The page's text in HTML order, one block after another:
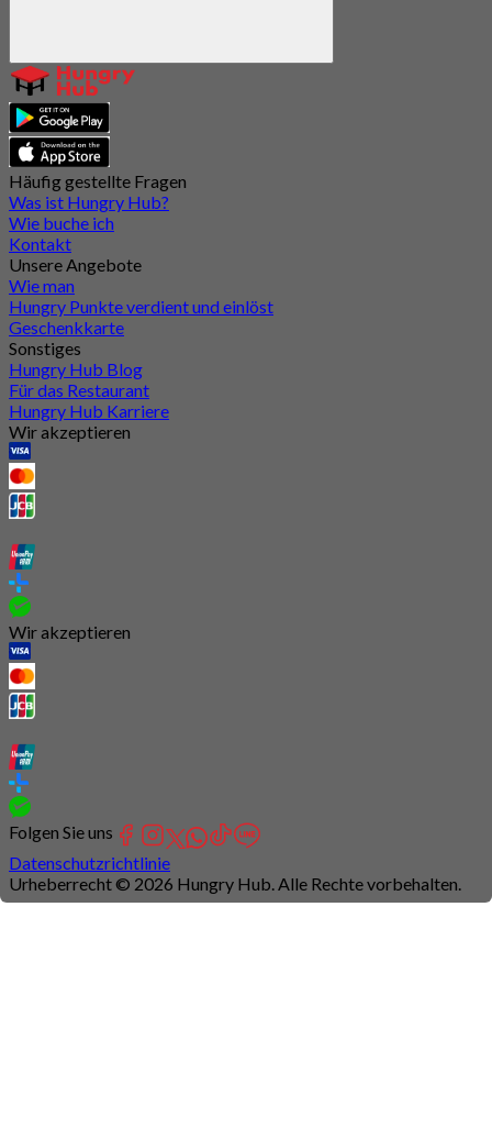
Häufig gestellte Fragen
Was ist Hungry Hub?
Wie buche ich
Kontakt
Unsere Angebote
Wie man
Hungry Punkte verdient und einlöst
Geschenkkarte
Sonstiges
Hungry Hub Blog
Für das Restaurant
Hungry Hub Karriere
Wir akzeptieren
Wir akzeptieren
Folgen Sie uns
Datenschutzrichtlinie
Urheberrecht © 2026 Hungry Hub. Alle Rechte vorbehalten.
Connection